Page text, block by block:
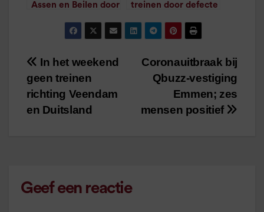
Assen en Beilen door
minuut leestijd
treinen door defecte
/ minuut leestijd
Bericht
navigatie
Coronauitbraak bij
Qbuzz-vestiging
Emmen; zes
mensen positief
In het weekend
geen treinen
richting Veendam
en Duitsland
Geef een reactie